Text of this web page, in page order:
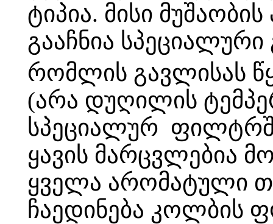
ტიპია. მისი
გააჩნია
რომლის გავლისას
(არა დუღილის
სპეციალურ
ყავის მარცვლებია
ყველა არომატული
ჩაედინება კოლბის